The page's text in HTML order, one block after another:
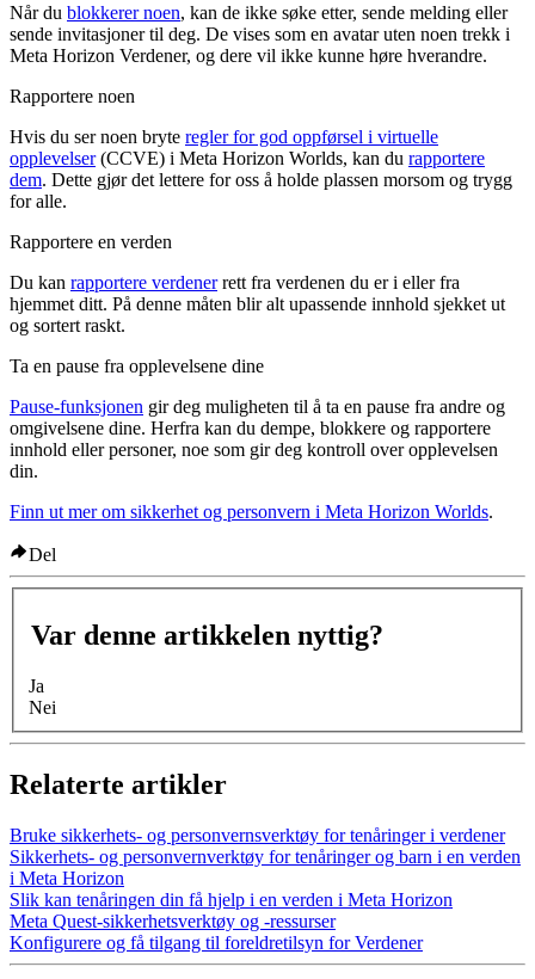
Når du blokkerer noen, kan de ikke søke etter, sende melding eller
sende invitasjoner til deg. De vises som en avatar uten noen trekk i
Meta Horizon Verdener, og dere vil ikke kunne høre hverandre.
Rapportere noen
Hvis du ser noen bryte regler for god oppførsel i virtuelle
opplevelser(CCVE) i Meta Horizon Worlds, kan du rapportere
dem. Dette gjør det lettere for oss å holde plassen morsom og trygg
for alle.
Rapportere en verden
Du kan rapportere verdenerrett fra verdenen du er i eller fra
hjemmet ditt. På denne måten blir alt upassende innhold sjekket ut
og sortert raskt.
Ta en pause fra opplevelsene dine
Pause-funksjonen gir deg muligheten til å ta en pause fra andre og
omgivelsene dine. Herfra kan du dempe, blokkere og rapportere
innhold eller personer, noe som gir deg kontroll over opplevelsen
din.
Finn ut mer om sikkerhet og personvern i Meta Horizon Worlds.
Del
Var denne artikkelen nyttig?
Ja
Nei
Relaterte artikler
Bruke sikkerhets- og personvernsverktøy for tenåringer i verdener
Sikkerhets- og personvernverktøy for tenåringer og barn i en verden
i Meta Horizon
Slik kan tenåringen din få hjelp i en verden i Meta Horizon
Meta Quest-sikkerhetsverktøy og -ressurser
Konfigurere og få tilgang til foreldretilsyn for Verdener